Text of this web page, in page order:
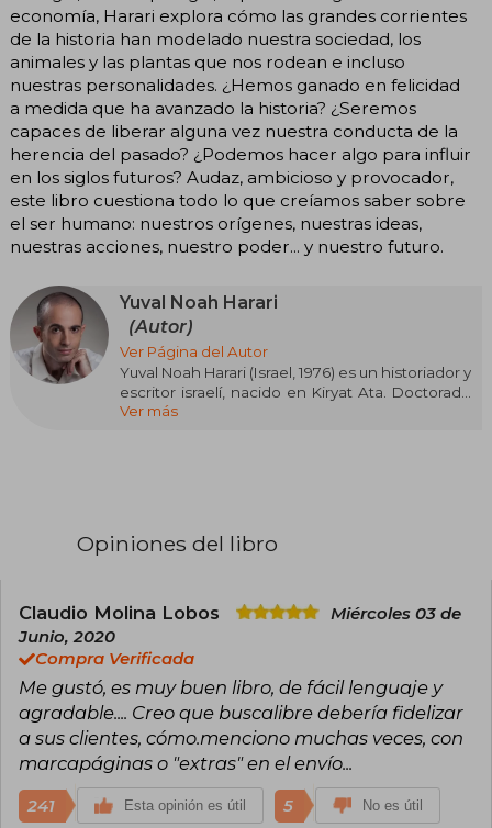
economía, Harari explora cómo las grandes corrientes
de la historia han modelado nuestra sociedad, los
animales y las plantas que nos rodean e incluso
nuestras personalidades. ¿Hemos ganado en felicidad
a medida que ha avanzado la historia? ¿Seremos
capaces de liberar alguna vez nuestra conducta de la
herencia del pasado? ¿Podemos hacer algo para influir
en los siglos futuros? Audaz, ambicioso y provocador,
este libro cuestiona todo lo que creíamos saber sobre
el ser humano: nuestros orígenes, nuestras ideas,
nuestras acciones, nuestro poder... y nuestro futuro.
Yuval Noah Harari
(Autor)
Ver Página del Autor
Yuval Noah Harari (Israel, 1976) es un historiador y
escritor israelí, nacido en Kiryat Ata. Doctorado
por la Universidad de Oxford, es profesor en la
internacionales y su obra explora la evolución
Ver más
Opiniones del libro
Claudio Molina Lobos
Miércoles 03 de
Junio, 2020
Compra Verificada
Me gustó, es muy buen libro, de fácil lenguaje y
agradable.... Creo que buscalibre debería fidelizar
a sus clientes, cómo.menciono muchas veces, con
marcapáginas o "extras" en el envío...
241 Esta opinión es útil 5 No es útil